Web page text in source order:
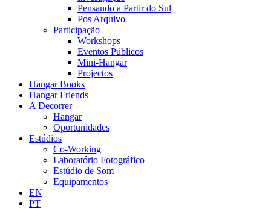
Pensando a Partir do Sul
Pos Arquivo
Participação
Workshops
Eventos Públicos
Mini-Hangar
Projectos
Hangar Books
Hangar Friends
A Decorrer
Hangar
Oportunidades
Estúdios
Co-Working
Laboratório Fotográfico
Estúdio de Som
Equipamentos
EN
PT